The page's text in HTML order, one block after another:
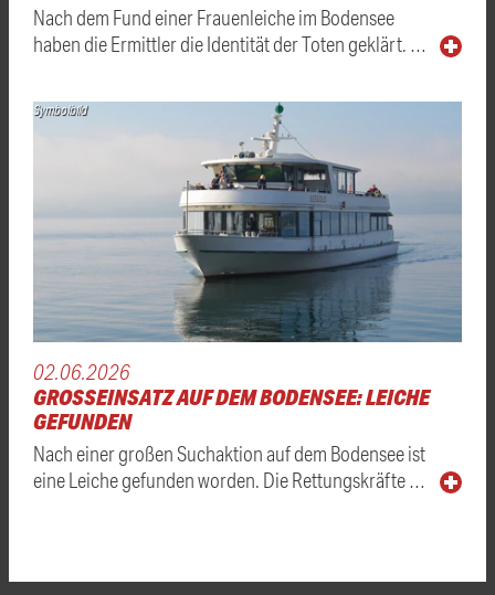
Nach dem Fund einer Frauenleiche im Bodensee
haben die Ermittler die Identität der Toten geklärt. …
Symbolbild
02.06.2026
GROSSEINSATZ AUF DEM BODENSEE: LEICHE G
EFUNDEN
Nach einer großen Suchaktion auf dem Bodensee ist
eine Leiche gefunden worden. Die Rettungskräfte …